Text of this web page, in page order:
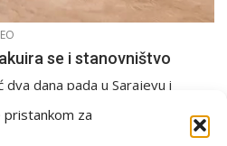
pristankom za
se i stanovništvo
dva dana pada u Sarajevu i